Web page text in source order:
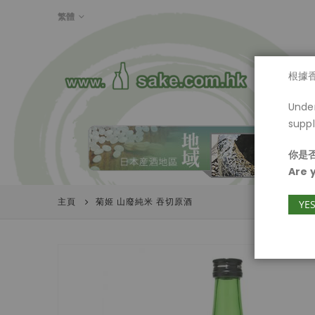
LANGUAGE
繁體
主頁 菊姬 山廢純米 吞切原酒
根據
你是
Are